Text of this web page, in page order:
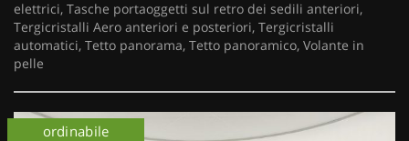
elettrici, Tasche portaoggetti sul retro dei sedili anteriori,
Tergicristalli Aero anteriori e posteriori, Tergicristalli
automatici, Tetto panorama, Tetto panoramico, Volante in
pelle
ordinabile